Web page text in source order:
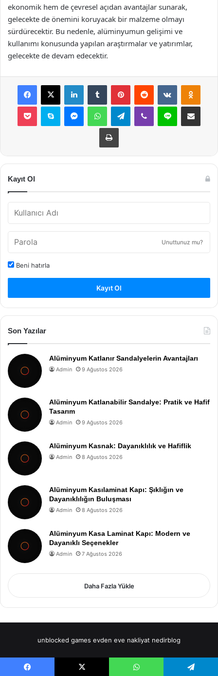
ekonomik hem de çevresel açıdan avantajlar sunarak,
gelecekte de önemini koruyacak bir malzeme olmayı
sürdürecektir. Bu nedenle, alüminyumun gelişimi ve
kullanımı konusunda yapılan araştırmalar ve yatırımlar,
gelecekte de devam edecektir.
Facebook
X LinkedInTumblr PinterestReddit VKontakte
Pocket Skype MessengerWhatsAppTelegramViber Line E-Posta ile
Yazdır
Kayıt Ol
Unuttunuz mu?
Beni hatırla
Kayıt Ol
Son Yazılar
Alüminyum Katlanır Sandalyelerin Avantajları
Admin 9 Ağustos 2026
Alüminyum Katlanabilir Sandalye: Pratik ve Hafif
Tasarım
Admin 9 Ağustos 2026
Alüminyum Kasnak: Dayanıklılık ve Hafiflik
Admin 8 Ağustos 2026
Alüminyum Kasılaminat Kapı: Şıklığın ve
Dayanıklılığın Buluşması
Admin 8 Ağustos 2026
Alüminyum Kasa Laminat Kapı: Modern ve
Dayanıklı Seçenekler
Admin 7 Ağustos 2026
Daha Fazla Yükle
unblocked games evden eve nakliyat nedirblog